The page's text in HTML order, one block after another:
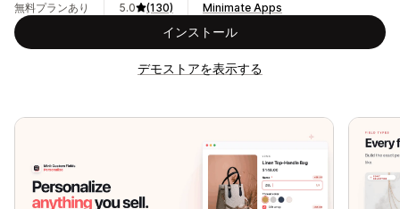
無料プランあり
5.0
(130)
Minimate Apps
インストール
デモストアを表示する